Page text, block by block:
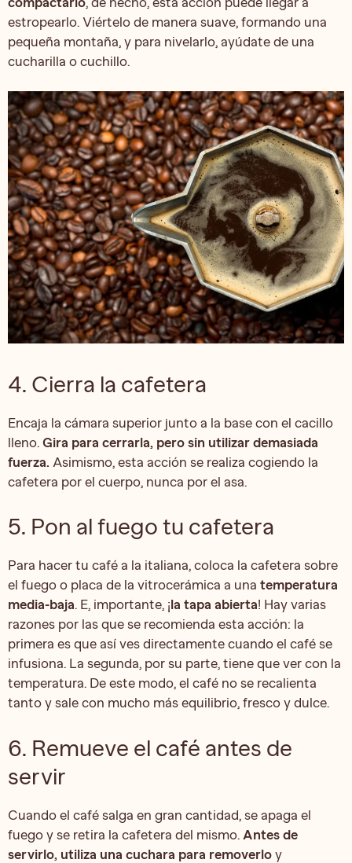
estropearlo. Viértelo de manera suave, formando una
pequeña montaña, y para nivelarlo, ayúdate de una
cucharilla o cuchillo.
4. Cierra la cafetera
Encaja la cámara superior junto a la base con el cacillo
lleno. Gira para cerrarla, pero sin utilizar demasiada
fuerza. Asimismo, esta acción se realiza cogiendo la
cafetera por el cuerpo, nunca por el asa.
5. Pon al fuego tu cafetera
Para hacer tu café a la italiana, coloca la cafetera sobre
el fuego o placa de la vitrocerámica a una temperatura
media-baja. E, importante, ¡la tapa abierta! Hay varias
razones por las que se recomienda esta acción: la
primera es que así ves directamente cuando el café se
infusiona. La segunda, por su parte, tiene que ver con la
temperatura. De este modo, el café no se recalienta
tanto y sale con mucho más equilibrio, fresco y dulce.
6. Remueve el café antes de
servir
Cuando el café salga en gran cantidad, se apaga el
fuego y se retira la cafetera del mismo. Antes de
servirlo, utiliza una cuchara para removerlo y